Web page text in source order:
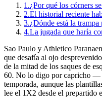
1.¿Por qué los córners
2.El historial reciente
3.¿Dónde está la trampa
4.La jugada que haría
Sao Paulo y Athletico
que desafía al ojo
de la mitad de los saques de
60. No lo digo por capricho —
temporada, aunque las
lee el 1X2 desde el prepartido